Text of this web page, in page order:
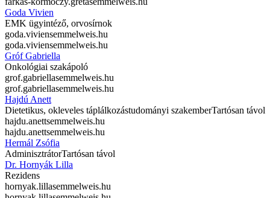
Goda Vivien
EMK ügyintéző, orvosírnok
goda.viviensemmelweis.hu
goda.viviensemmelweis.hu
Gróf Gabriella
Onkológiai szakápoló
grof.gabriellasemmelweis.hu
grof.gabriellasemmelweis.hu
Hajdú Anett
Dietetikus, okleveles táplálkozástudományi szakemberTartósan távol
hajdu.anettsemmelweis.hu
hajdu.anettsemmelweis.hu
Hermál Zsófia
AdminisztrátorTartósan távol
Dr. Hornyák Lilla
Rezidens
hornyak.lillasemmelweis.hu